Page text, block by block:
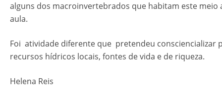
alguns dos macroinvertebrados que habitam este
aula.
Foi atividade diferente que pretendeu consciencializar
recursos hídricos locais, fontes de vida e de riqueza.
Helena Reis